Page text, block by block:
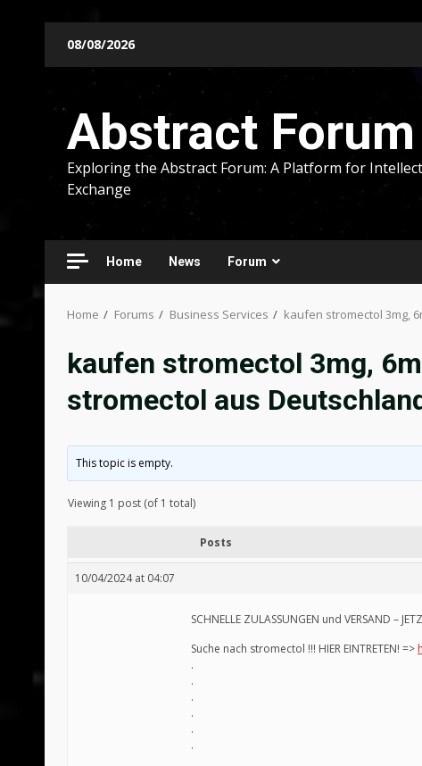
08/08/2026
Abstract Forum
Exploring the Abstract Forum: A Platform for
Exchange
Home News Forum
Home Forums Business Services kaufen stromectol 3mg,
kaufen stromectol 3mg,
stromectol aus
This topic is empty.
Viewing 1 post (of 1 total)
Posts
10/04/2024 at 04:07
SCHNELLE ZULASSUNGEN und VERSAND –
Suche nach stromectol !!! HIER EINTRETEN! =>
.
.
.
.
.
.